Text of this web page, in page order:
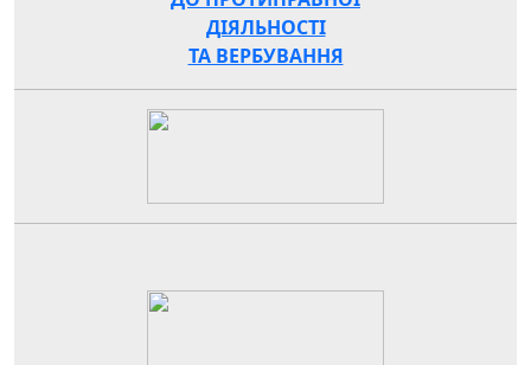
ДІЯЛЬНОСТІ
ТА ВЕРБУВАННЯ